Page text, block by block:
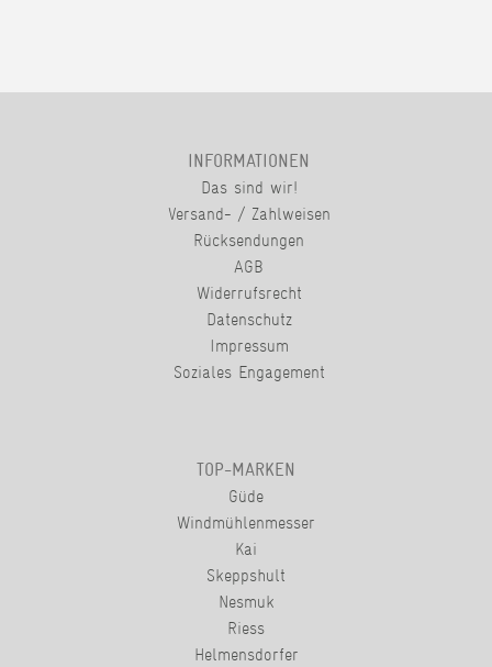
INFORMATIONEN
Das sind wir!
Versand- / Zahlweisen
Rücksendungen
AGB
Widerrufsrecht
Datenschutz
Impressum
Soziales Engagement
TOP-MARKEN
Güde
Windmühlenmesser
Kai
Skeppshult
Nesmuk
Riess
Helmensdorfer